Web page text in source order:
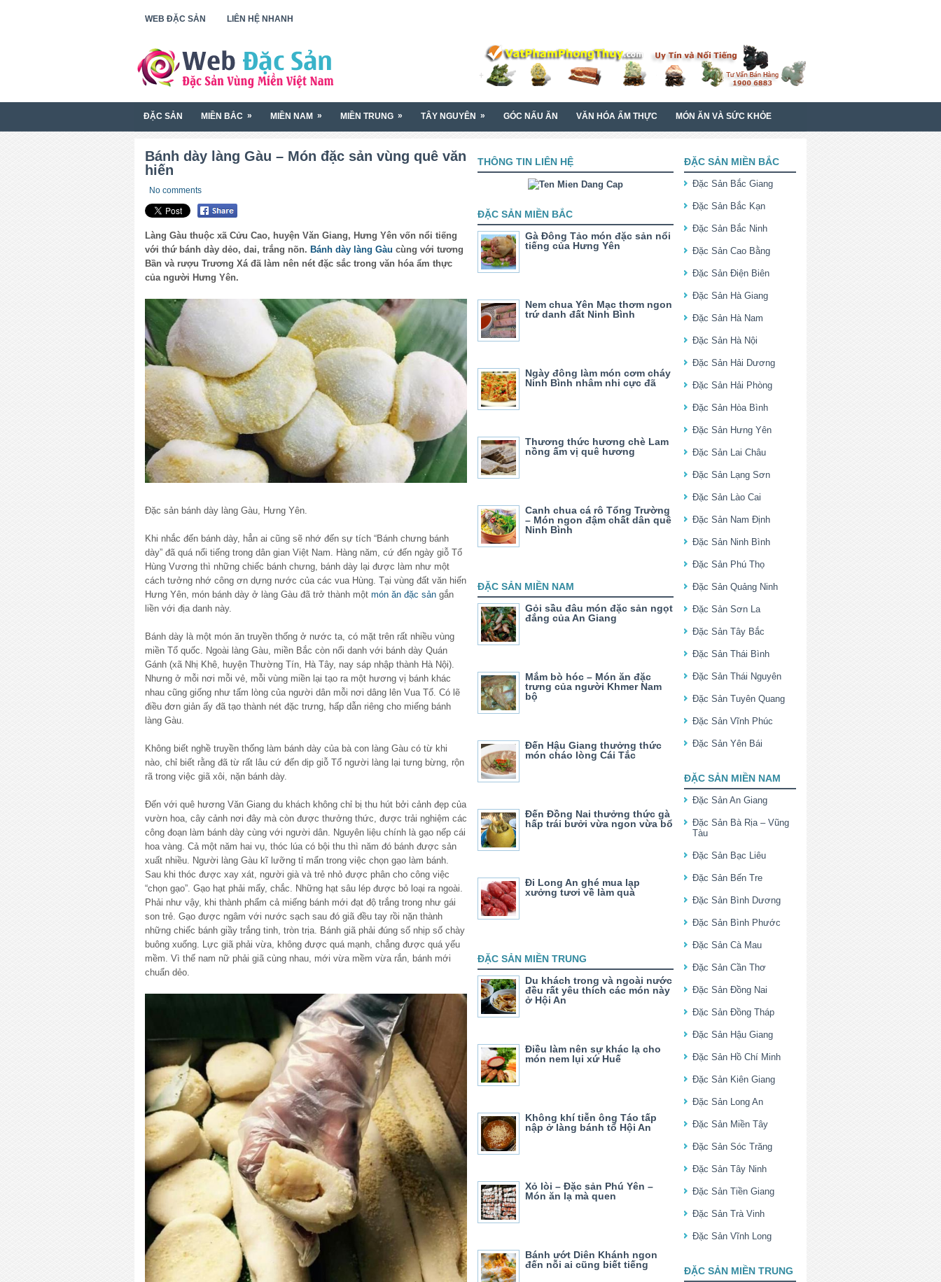
WEB ĐẶC SẢN LIÊN HỆ NHANH
ĐẶC SẢN MIỀN BẮC » MIỀN NAM » MIỀN TRUNG » TÂY NGUYÊN » GÓC NẤU ĂN VĂN HÓA ẨM THỰC MÓN ĂN VÀ SỨC KHỎE
Bánh dày làng Gàu – Món đặc sản vùng quê văn
hiến
No comments
Làng Gàu thuộc xã Cửu Cao, huyện Văn Giang, Hưng Yên vốn nổi tiếng
với thứ bánh dày dẻo, dai, trắng nõn. Bánh dày làng Gàu cùng với tương
Bần và rượu Trương Xá đã làm nên nét đặc sắc trong văn hóa ẩm thực
của người Hưng Yên.
Đặc sản bánh dày làng Gàu, Hưng Yên.
Khi nhắc đến bánh dày, hẳn ai cũng sẽ nhớ đến sự tích “Bánh chưng bánh
dày” đã quá nổi tiếng trong dân gian Việt Nam. Hàng năm, cứ đến ngày giỗ Tổ
Hùng Vương thì những chiếc bánh chưng, bánh dày lại được làm như một
cách tưởng nhớ công ơn dựng nước của các vua Hùng. Tại vùng đất văn hiến
Hưng Yên, món bánh dày ở làng Gàu đã trở thành một món ăn đặc sản gắn
liền với địa danh này.
Bánh dày là một món ăn truyền thống ở nước ta, có mặt trên rất nhiều vùng
miền Tổ quốc. Ngoài làng Gàu, miền Bắc còn nổi danh với bánh dày Quán
Gánh (xã Nhị Khê, huyện Thường Tín, Hà Tây, nay sáp nhập thành Hà Nội).
Nhưng ở mỗi nơi mỗi vẻ, mỗi vùng miền lại tạo ra một hương vị bánh khác
nhau cũng giống như tấm lòng của người dân mỗi nơi dâng lên Vua Tổ. Có lẽ
điều đơn giản ấy đã tạo thành nét đặc trưng, hấp dẫn riêng cho miếng bánh
làng Gàu.
Không biết nghề truyền thống làm bánh dày của bà con làng Gàu có từ khi
nào, chỉ biết rằng đã từ rất lâu cứ đến dịp giỗ Tổ người làng lại tưng bừng, rộn
rã trong việc giã xôi, nặn bánh dày.
Đến với quê hương Văn Giang du khách không chỉ bị thu hút bởi cảnh đẹp của
vườn hoa, cây cảnh nơi đây mà còn được thưởng thức, được trải nghiệm các
công đoạn làm bánh dày cùng với người dân. Nguyên liệu chính là gạo nếp cái
hoa vàng. Cả một năm hai vụ, thóc lúa có bội thu thì năm đó bánh được sản
xuất nhiều. Người làng Gàu kĩ lưỡng tỉ mẩn trong việc chọn gạo làm bánh.
Sau khi thóc được xay xát, người già và trẻ nhỏ được phân cho công việc
“chọn gạo”. Gạo hạt phải mẩy, chắc. Những hạt sâu lép được bỏ loại ra ngoài.
Phải như vậy, khi thành phẩm cả miếng bánh mới đạt độ trắng trong như gái
son trẻ. Gạo được ngâm với nước sạch sau đó giã đều tay rồi nặn thành
những chiếc bánh giầy trắng tinh, tròn trịa. Bánh giã phải đúng số nhịp số chày
buông xuống. Lực giã phải vừa, không được quá mạnh, chẳng được quá yếu
mềm. Vì thế nam nữ phải giã cùng nhau, mới vừa mềm vừa rắn, bánh mới
chuẩn dẻo.
THÔNG TIN LIÊN HỆ
ĐẶC SẢN MIỀN BẮC
Gà Đông Tảo món đặc sản nổi
tiếng của Hưng Yên
Nem chua Yên Mạc thơm ngon
trứ danh đất Ninh Bình
Ngày đông làm món cơm cháy
Ninh Bình nhâm nhi cực đã
Thương thức hương chè Lam
nồng ấm vị quê hương
Canh chua cá rô Tổng Trường
– Món ngon đậm chất dân quê
Ninh Bình
ĐẶC SẢN MIỀN NAM
Gỏi sầu đâu món đặc sản ngọt
đắng của An Giang
Mắm bò hóc – Món ăn đặc
trưng của người Khmer Nam
bộ
Đến Hậu Giang thưởng thức
món cháo lòng Cái Tắc
Đến Đồng Nai thưởng thức gà
hấp trái bưởi vừa ngon vừa bổ
Đi Long An ghé mua lạp
xưởng tươi về làm quà
ĐẶC SẢN MIỀN TRUNG
Du khách trong và ngoài nước
đều rất yêu thích các món này
ở Hội An
Điều làm nên sự khác lạ cho
món nem lụi xứ Huế
Không khí tiễn ông Táo tấp
nập ở làng bánh tổ Hội An
Xỏ lòi – Đặc sản Phú Yên –
Món ăn lạ mà quen
Bánh ướt Diên Khánh ngon
đến nỗi ai cũng biết tiếng
ĐẶC SẢN MIỀN BẮC
Đặc Sản Bắc Giang
Đặc Sản Bắc Kạn
Đặc Sản Bắc Ninh
Đặc Sản Cao Bằng
Đặc Sản Điện Biên
Đặc Sản Hà Giang
Đặc Sản Hà Nam
Đặc Sản Hà Nội
Đặc Sản Hải Dương
Đặc Sản Hải Phòng
Đặc Sản Hòa Bình
Đặc Sản Hưng Yên
Đặc Sản Lai Châu
Đặc Sản Lạng Sơn
Đặc Sản Lào Cai
Đặc Sản Nam Định
Đặc Sản Ninh Bình
Đặc Sản Phú Thọ
Đặc Sản Quảng Ninh
Đặc Sản Sơn La
Đặc Sản Tây Bắc
Đặc Sản Thái Bình
Đặc Sản Thái Nguyên
Đặc Sản Tuyên Quang
Đặc Sản Vĩnh Phúc
Đặc Sản Yên Bái
ĐẶC SẢN MIỀN NAM
Đặc Sản An Giang
Đặc Sản Bà Rịa – Vũng
Tàu
Đặc Sản Bạc Liêu
Đặc Sản Bến Tre
Đặc Sản Bình Dương
Đặc Sản Bình Phước
Đặc Sản Cà Mau
Đặc Sản Cần Thơ
Đặc Sản Đồng Nai
Đặc Sản Đồng Tháp
Đặc Sản Hậu Giang
Đặc Sản Hồ Chí Minh
Đặc Sản Kiên Giang
Đặc Sản Long An
Đặc Sản Miền Tây
Đặc Sản Sóc Trăng
Đặc Sản Tây Ninh
Đặc Sản Tiền Giang
Đặc Sản Trà Vinh
Đặc Sản Vĩnh Long
ĐẶC SẢN MIỀN TRUNG